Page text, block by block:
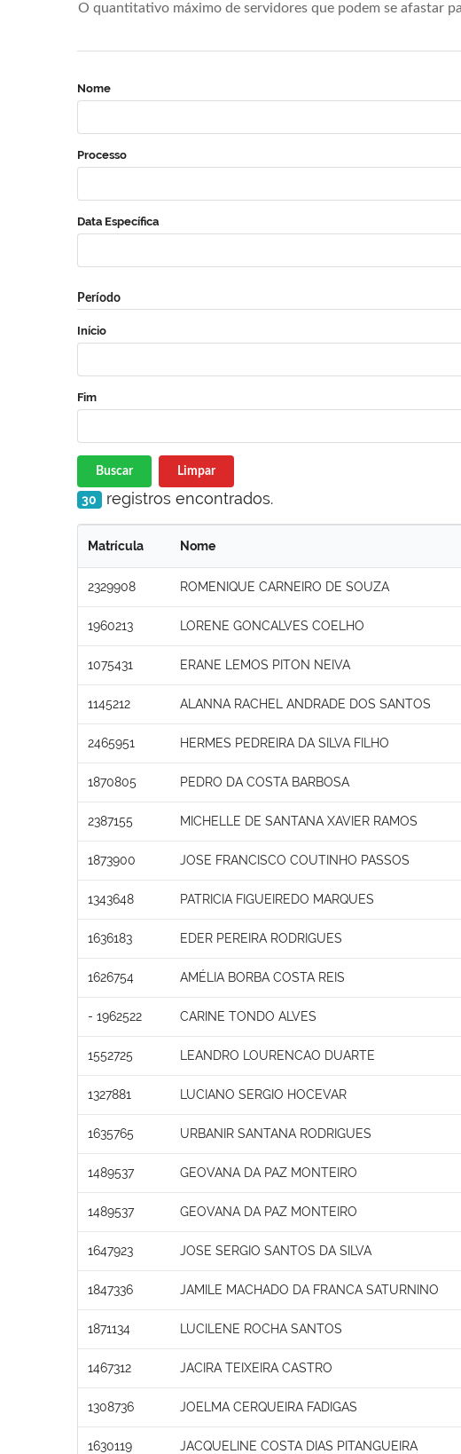
O quantitativo máximo de servidores que podem se afastar
Nome
Processo
Data Específica
Período
Início
Fim
Buscar Limpar
30 registros encontrados.
Matrícula Nome
2329908 ROMENIQUE CARNEIRO DE SOUZA
1960213 LORENE GONCALVES COELHO
1075431 ERANE LEMOS PITON NEIVA
1145212 ALANNA RACHEL ANDRADE DOS SANTOS
2465951 HERMES PEDREIRA DA SILVA FILHO
1870805 PEDRO DA COSTA BARBOSA
2387155 MICHELLE DE SANTANA XAVIER RAMOS
1873900 JOSE FRANCISCO COUTINHO PASSOS
1343648 PATRICIA FIGUEIREDO MARQUES
1636183 EDER PEREIRA RODRIGUES
1626754 AMÉLIA BORBA COSTA REIS
- 1962522 CARINE TONDO ALVES
1552725 LEANDRO LOURENCAO DUARTE
1327881 LUCIANO SERGIO HOCEVAR
1635765 URBANIR SANTANA RODRIGUES
1489537 GEOVANA DA PAZ MONTEIRO
1489537 GEOVANA DA PAZ MONTEIRO
1647923 JOSE SERGIO SANTOS DA SILVA
1847336 JAMILE MACHADO DA FRANCA SATURNINO
1871134 LUCILENE ROCHA SANTOS
1467312 JACIRA TEIXEIRA CASTRO
1308736 JOELMA CERQUEIRA FADIGAS
1630119 JACQUELINE COSTA DIAS PITANGUEIRA